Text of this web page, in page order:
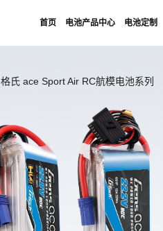
首页 电池产品中心 电池定制
格氏 ace Sport Air RC航模电池系列